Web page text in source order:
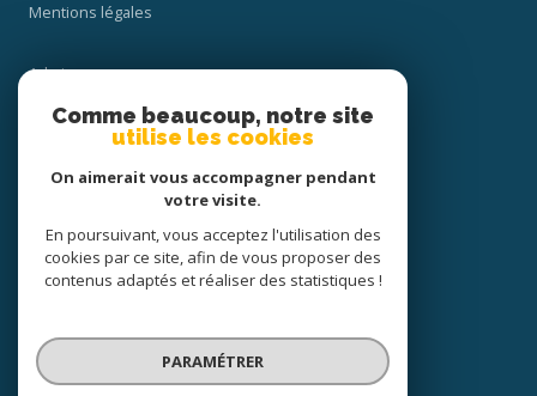
Mentions légales
Admin
Nos honoraires
Cookies
© 2026 | Tous droits réservés
Comme beaucoup, notre site
utilise les cookies
On aimerait vous accompagner pendant
votre visite.
En poursuivant, vous acceptez l'utilisation des
cookies par ce site, afin de vous proposer des
contenus adaptés et réaliser des statistiques !
PARAMÉTRER